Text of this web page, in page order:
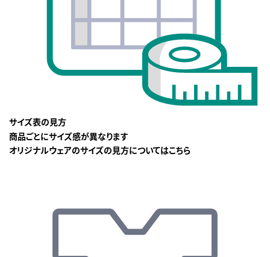
サイズ表の見方
商品ごとにサイズ感が異なります
オリジナルウェアのサイズの見方についてはこちら